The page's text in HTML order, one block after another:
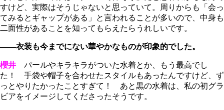
すけど、実際はそうじゃないと思っていて。周りからも「会っ
てみるとギャップがある」と言われることが多いので、中身も
二面性があることを知ってもらえたらうれしいです。
――衣装も今までにない華やかなものが印象的でした。
櫻井 パールやキラキラがついた水着とか、もう最高でし
た！ 手袋や帽子を合わせたスタイルもあったんですけど、ず
っとやりたかったことすぎて！ あと黒の水着は、私の初グラ
ビアをイメージしてくださったそうです。